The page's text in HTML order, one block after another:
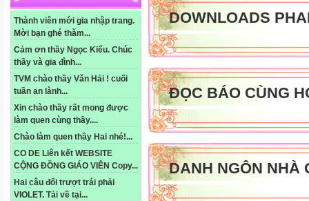
Thành viên mới gia nhập trang.
Mời bạn ghé thăm...
Cảm ơn thầy Ngọc Kiểu. Chúc
thầy và gia đình...
TVM chào thầy Văn Hải ! cuối
tuần an lành...
Xin chào thầy rất mong được
làm quen cùng thầy....
Chào làm quen thầy Hai nhé!...
CO DE Liên kết WEBSITE
CỘNG ĐỒNG GIÁO VIÊN Copy...
Hai câu đối trượt trái phải
VIOLET. Tải về tại...
DOWNLOADS
ĐỌC BÁO CÙNG
DANH NGÔN NHÀ